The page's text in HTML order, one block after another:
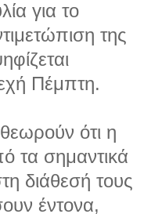
για το
της
Πέμπτη.
ότι η
τα σημαντικά
διάθεσή τους
έντονα,